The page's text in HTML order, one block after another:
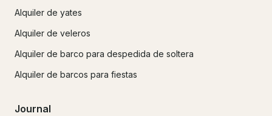
Alquiler de yates
Alquiler de veleros
Alquiler de barco para despedida de soltera
Alquiler de barcos para fiestas
Journal